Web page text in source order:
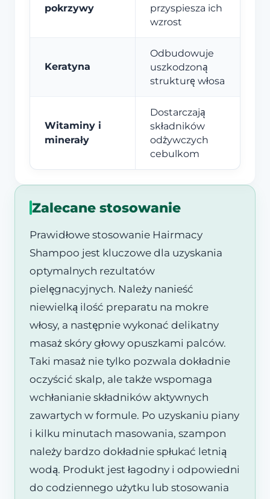
pokrzywy
przyspiesza ich
wzrost
Keratyna
Odbudowuje
uszkodzoną
strukturę włosa
Witaminy i
minerały
Dostarczają
składników
odżywczych
cebulkom
Zalecane stosowanie
Prawidłowe stosowanie Hairmacy
Shampoo jest kluczowe dla uzyskania
optymalnych rezultatów
pielęgnacyjnych. Należy nanieść
niewielką ilość preparatu na mokre
włosy, a następnie wykonać delikatny
masaż skóry głowy opuszkami palców.
Taki masaż nie tylko pozwala dokładnie
oczyścić skalp, ale także wspomaga
wchłanianie składników aktywnych
zawartych w formule. Po uzyskaniu piany
i kilku minutach masowania, szampon
należy bardzo dokładnie spłukać letnią
wodą. Produkt jest łagodny i odpowiedni
do codziennego użytku lub stosowania